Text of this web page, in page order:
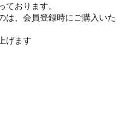
おります。
は、会員登録時にご購入いた
げます